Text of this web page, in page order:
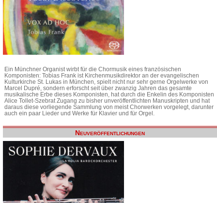
Ein Münchner Organist wirbt für die Chormusik eines französischen
Komponisten: Tobias Frank ist Kirchenmusikdirektor an der evangelischen
Kulturkirche St. Lukas in München, spielt nicht nur sehr gerne Orgelwerke von
Marcel Dupré, sondern erforscht seit über zwanzig Jahren das gesamte
musikalische Erbe dieses Komponisten, hat durch die Enkelin des Komponisten
Alice Tollet-Szebrat Zugang zu bisher unveröffentlichten Manuskripten und hat
daraus diese vorliegende Sammlung von meist Chorwerken vorgelegt, darunter
auch ein paar Lieder und Werke für Klavier und für Orgel.
Neuveröffentlichungen